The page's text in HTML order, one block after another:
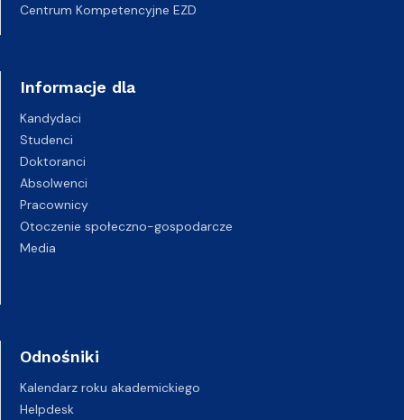
Centrum Kompetencyjne EZD
Informacje dla
Kandydaci
Studenci
Doktoranci
Absolwenci
Pracownicy
Otoczenie społeczno-gospodarcze
Media
Odnośniki
Kalendarz roku akademickiego
Helpdesk